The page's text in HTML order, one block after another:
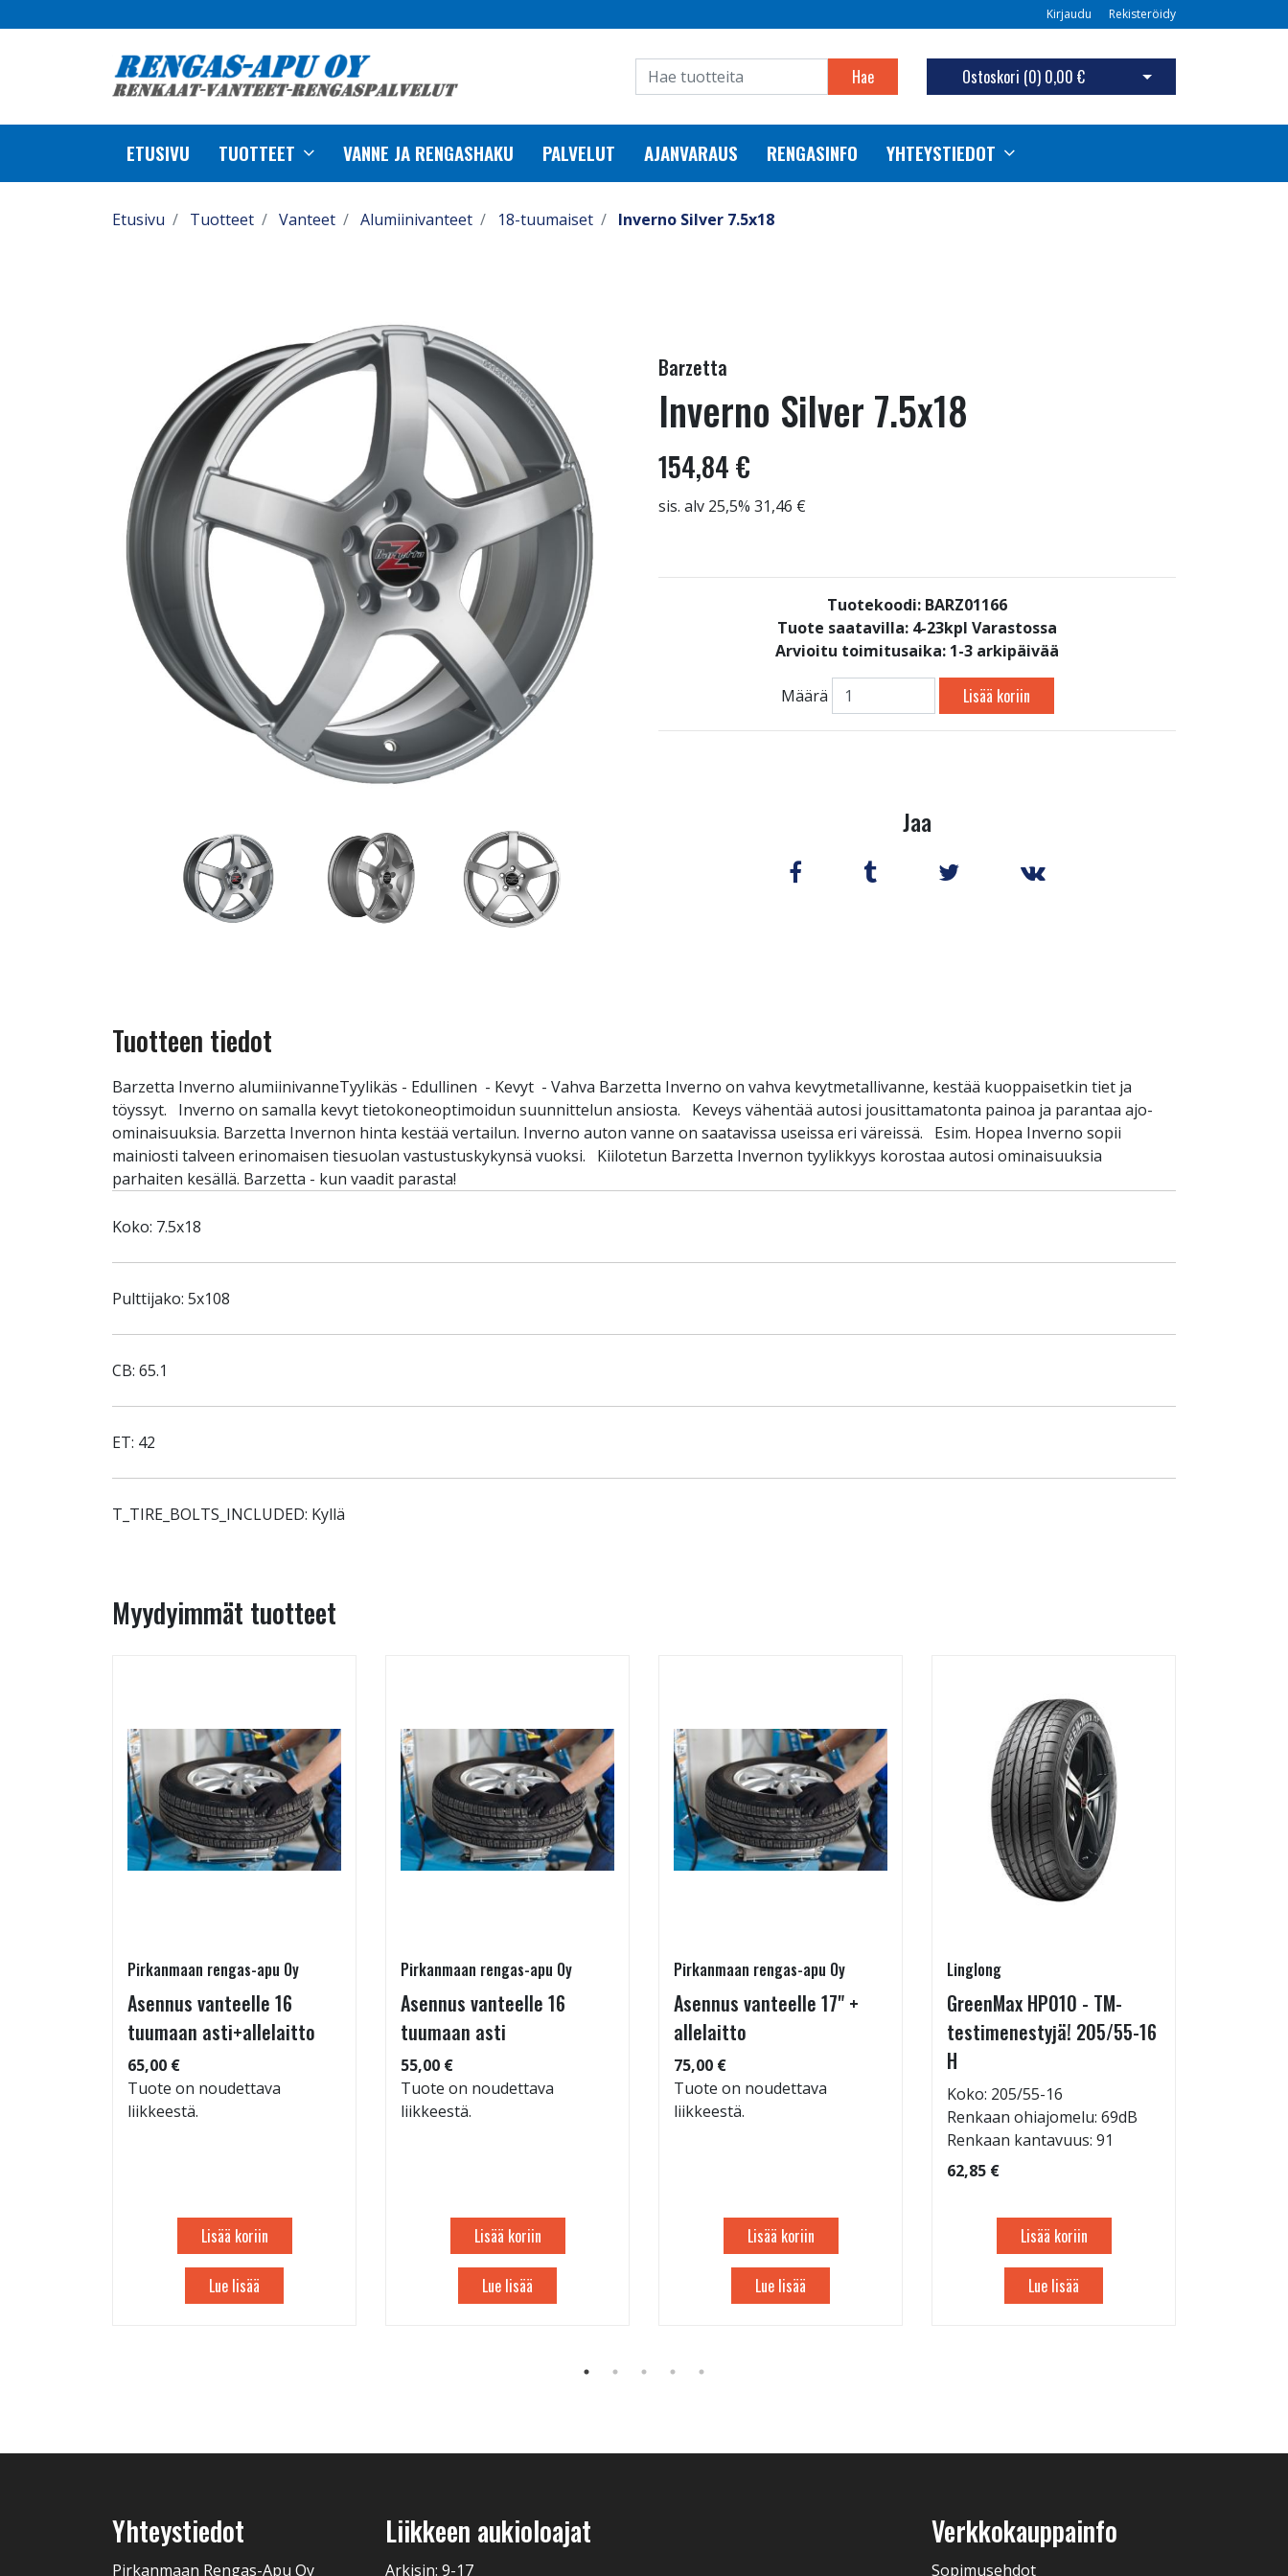
Kirjaudu Rekisteröidy
Hae Ostoskori (0) 0,00 € Avaa ostoskori
ETUSIVU TUOTTEET VANNE JA RENGASHAKU PALVELUT AJANVARAUS RENGASINFO YHTEYSTIEDOT
Etusivu Tuotteet Vanteet Alumiinivanteet 18-tuumaiset Inverno Silver 7.5x18
Barzetta
Inverno Silver 7.5x18
154,84 €
sis. alv 25,5% 31,46 €
Tuotekoodi: BARZ01166
Tuote saatavilla: 4-23kpl Varastossa
Arvioitu toimitusaika: 1-3 arkipäivää
Määrä Lisää koriin
Jaa
Tuotteen tiedot
Barzetta Inverno alumiinivanneTyylikäs - Edullinen - Kevyt - Vahva Barzetta Inverno on vahva kevytmetallivanne, kestää kuoppaisetkin tiet ja
töyssyt. Inverno on samalla kevyt tietokoneoptimoidun suunnittelun ansiosta. Keveys vähentää autosi jousittamatonta painoa ja parantaa ajo-
ominaisuuksia. Barzetta Invernon hinta kestää vertailun. Inverno auton vanne on saatavissa useissa eri väreissä. Esim. Hopea Inverno sopii
mainiosti talveen erinomaisen tiesuolan vastustuskykynsä vuoksi. Kiilotetun Barzetta Invernon tyylikkyys korostaa autosi ominaisuuksia
parhaiten kesällä. Barzetta - kun vaadit parasta!
Koko: 7.5x18
Pulttijako: 5x108
CB: 65.1
ET: 42
T_TIRE_BOLTS_INCLUDED: Kyllä
Myydyimmät tuotteet
Pirkanmaan rengas-apu Oy
Asennus vanteelle 16
tuumaan asti+allelaitto
65,00 €
Tuote on noudettava
liikkeestä.
Lisää koriin
Lue lisää
Pirkanmaan rengas-apu Oy
Asennus vanteelle 16
tuumaan asti
55,00 €
Tuote on noudettava
liikkeestä.
Lisää koriin
Lue lisää
Pirkanmaan rengas-apu Oy
Asennus vanteelle 17" +
allelaitto
75,00 €
Tuote on noudettava
liikkeestä.
Lisää koriin
Lue lisää
Linglong
GreenMax HP010 - TM-
testimenestyjä! 205/55-16
H
Koko: 205/55-16
Renkaan ohiajomelu: 69dB
Renkaan kantavuus: 91
62,85 €
Lisää koriin
Lue lisää
Yhteystiedot
Pirkanmaan Rengas-Apu Oy
Liikkeen aukioloajat
Arkisin: 9-17
Verkkokauppainfo
Sopimusehdot